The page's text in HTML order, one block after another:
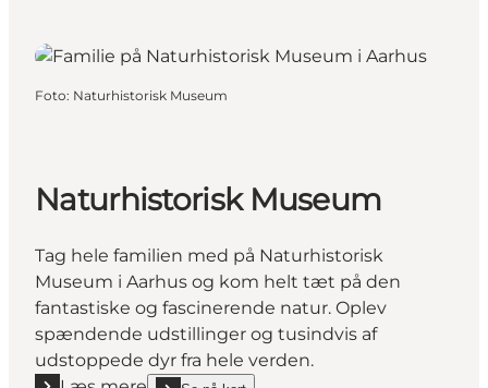
Foto: Naturhistorisk Museum
Naturhistorisk Museum
Tag hele familien med på Naturhistorisk
Museum i Aarhus og kom helt tæt på den
fantastiske og fascinerende natur. Oplev
spændende udstillinger og tusindvis af
udstoppede dyr fra hele verden.